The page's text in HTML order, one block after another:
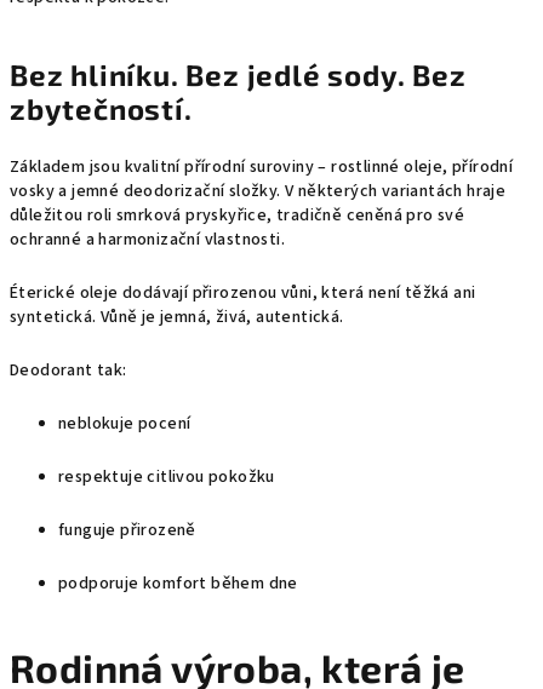
Bez hliníku. Bez jedlé sody. Bez
zbytečností.
Základem jsou kvalitní přírodní suroviny – rostlinné oleje, přírodní
vosky a jemné deodorizační složky. V některých variantách hraje
důležitou roli smrková pryskyřice, tradičně ceněná pro své
ochranné a harmonizační vlastnosti.
Éterické oleje dodávají přirozenou vůni, která není těžká ani
syntetická. Vůně je jemná, živá, autentická.
Deodorant tak:
neblokuje pocení
respektuje citlivou pokožku
funguje přirozeně
podporuje komfort během dne
Rodinná výroba, která je